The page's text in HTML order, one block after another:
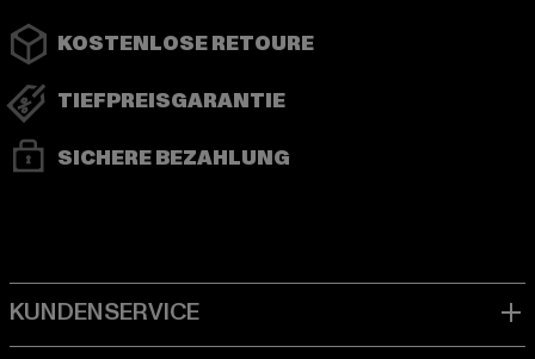
KOSTENLOSE RETOURE
TIEFPREISGARANTIE
SICHERE BEZAHLUNG